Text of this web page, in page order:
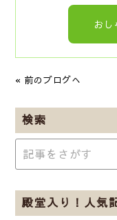
お
« 前のブログへ
検索
殿堂入り！人気